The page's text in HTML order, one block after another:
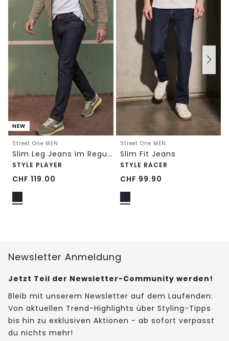
NEW
Street One MEN
Slim Leg Jeans im Regular Fit
STYLE PLAYER
CHF 119.00
Street One MEN
Slim Fit Jeans
STYLE RACER
CHF 99.90
Newsletter Anmeldung
Jetzt Teil der Newsletter-Community werden!
Bleib mit unserem Newsletter auf dem Laufenden:
Von aktuellen Trend-Highlights über Styling-Tipps
bis hin zu exklusiven Aktionen - ab sofort verpasst
du nichts mehr!